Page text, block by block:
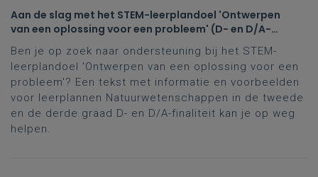
Aan de slag met het STEM-leerplandoel 'Ontwerpen
van een oplossing voor een probleem' (D- en D/A-
Ben je op zoek naar ondersteuning bij het STEM-
leerplandoel 'Ontwerpen van een oplossing voor een
probleem'? Een tekst met informatie en voorbeelden
voor leerplannen Natuurwetenschappen in de tweede
en de derde graad D- en D/A-finaliteit kan je op weg
helpen.